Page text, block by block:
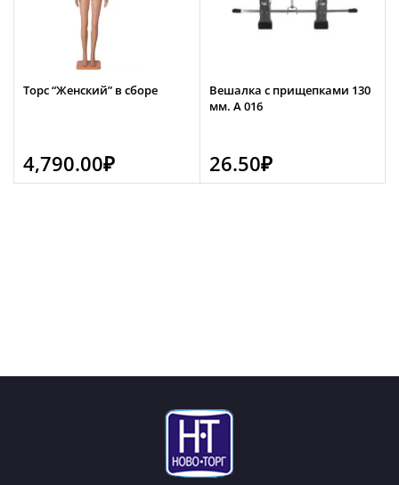
Торс “Женский” в сборе
4,790.00₽
Вешалка с прищепками 130
мм. А 016
26.50₽